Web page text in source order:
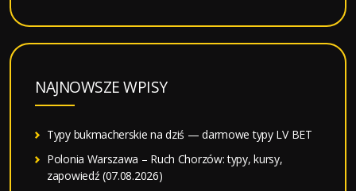
NAJNOWSZE WPISY
Typy bukmacherskie na dziś — darmowe typy LV BET
Polonia Warszawa – Ruch Chorzów: typy, kursy,
zapowiedź (07.08.2026)